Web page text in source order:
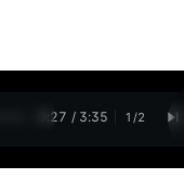
0:28 / 3:35 1 /2